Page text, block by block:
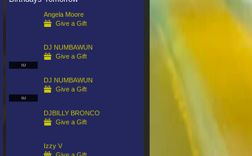
Angela Moore
Give a Gift
DJ
DJ NUMBAWUN
Give a Gift
DJ
DJ NUMBAWUN
Give a Gift
DJBILLY BRONCO
Give a Gift
Izzy V